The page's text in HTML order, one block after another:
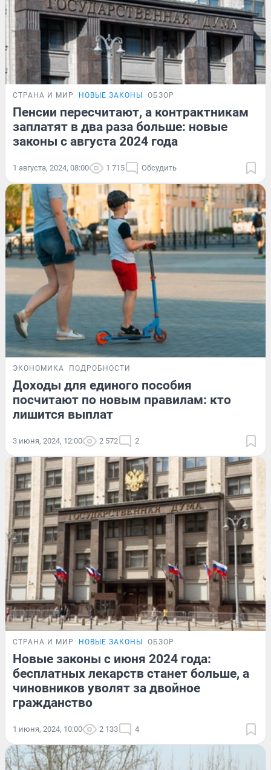
СТРАНА И МИР НОВЫЕ ЗАКОНЫ ОБЗОР
Пенсии пересчитают, а контрактникам
заплатят в два раза больше: новые
законы с августа 2024 года
1 августа, 2024, 08:00 1 715 Обсудить
ЭКОНОМИКА ПОДРОБНОСТИ
Доходы для единого пособия
посчитают по новым правилам: кто
лишится выплат
3 июня, 2024, 12:00 2 572 2
СТРАНА И МИР НОВЫЕ ЗАКОНЫ ОБЗОР
Новые законы с июня 2024 года:
бесплатных лекарств станет больше, а
чиновников уволят за двойное
гражданство
1 июня, 2024, 10:00 2 133 4